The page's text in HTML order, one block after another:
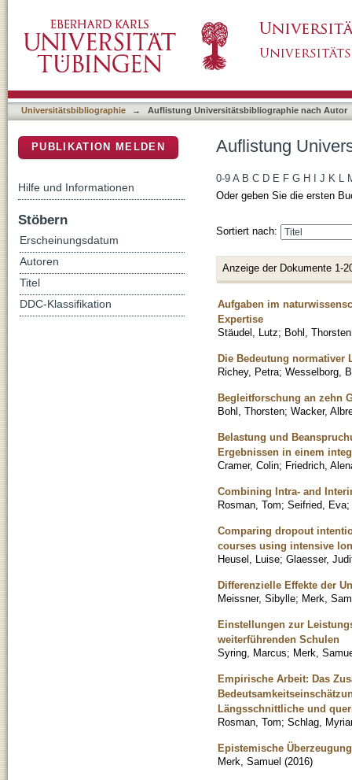
Universitätsbibliographie → Auflistung Universitätsbibliographie nach Autor
Auflistung
0-9 A B C D E F G H J K L
Oder geben Sie die ersten
Sortiert nach:
Anzeige der Dokumente 1-
Aufgaben im
Expertise
Stäudel, Lutz; Bohl, Thorsten
Die Bedeutung normativer
Richey, Petra; Wesselborg,
Begleitforschung an zehn
Bohl, Thorsten; Wacker,
Belastung und
Ergebnissen in einem
Cramer, Colin; Friedrich,
Combining Intra- and
Rosman, Tom; Seifried, Eva;
Comparing dropout
courses using intensive
Heusel, Luise; Glaesser,
Differenzielle Effekte der
Meissner, Sibylle; Merk,
Einstellungen zur
weiterführenden Schulen
Syring, Marcus; Merk,
Empirische Arbeit: Das
Längsschnittliche und
Rosman, Tom; Schlag,
Epistemische
Merk, Samuel (2016)
PUBLIKATION MELDEN
Hilfe und Informationen
Stöbern
Erscheinungsdatum
Autoren
Titel
DDC-Klassifikation